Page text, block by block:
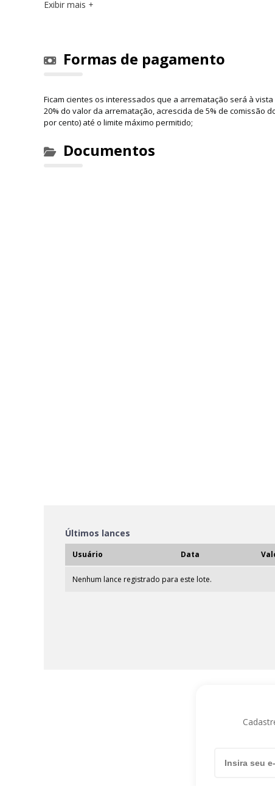
Exibir mais
Formas de pagamento
Ficam cientes os interessados que a arrematação será à
20% do valor da arrematação, acrescida de 5% de comissão
por cento) até o limite máximo permitido;
Documentos
Últimos lances
Usuário Data
Nenhum lance registrado para este lote.